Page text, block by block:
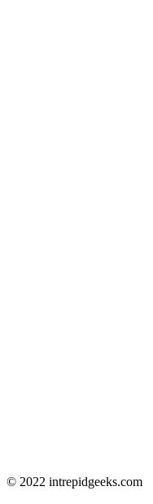
© 2022 intrepidgeeks.com